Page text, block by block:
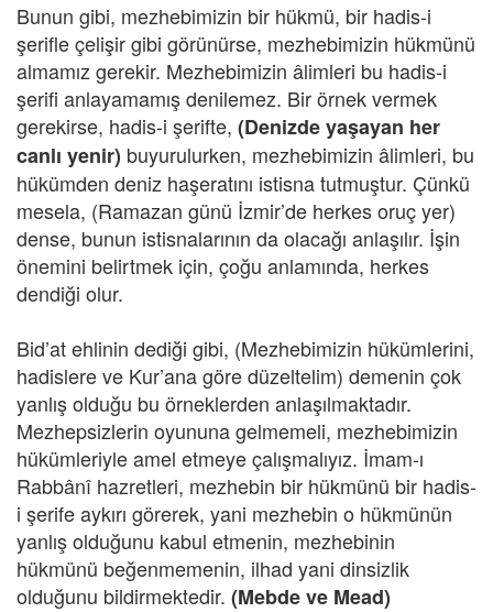
Bunun gibi, mezhebimizin bir hükmü, bir hadis-i
şerifle çelişir gibi görünürse, mezhebimizin hükmünü
almamız gerekir. Mezhebimizin âlimleri bu hadis-i
şerifi anlayamamış denilemez. Bir örnek vermek
gerekirse, hadis-i şerifte, (Denizde yaşayan her
canlı yenir) buyurulurken, mezhebimizin âlimleri, bu
hükümden deniz haşeratını istisna tutmuştur. Çünkü
mesela, (Ramazan günü İzmir’de herkes oruç yer)
dense, bunun istisnalarının da olacağı anlaşılır. İşin
önemini belirtmek için, çoğu anlamında, herkes
dendiği olur.
Bid’at ehlinin dediği gibi, (Mezhebimizin hükümlerini,
hadislere ve Kur’ana göre düzeltelim) demenin çok
yanlış olduğu bu örneklerden anlaşılmaktadır.
Mezhepsizlerin oyununa gelmemeli, mezhebimizin
hükümleriyle amel etmeye çalışmalıyız. İmam-ı
Rabbânî hazretleri, mezhebin bir hükmünü bir hadis-
i şerife aykırı görerek, yani mezhebin o hükmünün
yanlış olduğunu kabul etmenin, mezhebinin
hükmünü beğenmemenin, ilhad yani dinsizlik
olduğunu bildirmektedir. (Mebde ve Mead)